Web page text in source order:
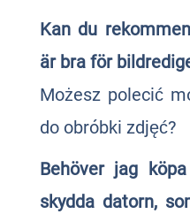
Kan du
är bra för
Możesz polecić
do obróbki zdjęć?
Behöver jag
skydda datorn,